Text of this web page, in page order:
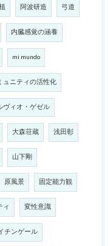
阿波研造 弓道
内臓感覚の涵養
mi mundo
ュニティの活性化
ヴィオ・ゲゼル
大森荘蔵 浅田彰
山下剛
原風景 固定能力観
ィ 変性意識
チンゲール